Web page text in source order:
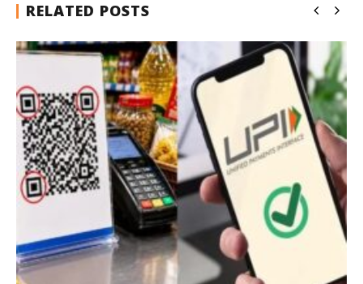
RELATED POSTS